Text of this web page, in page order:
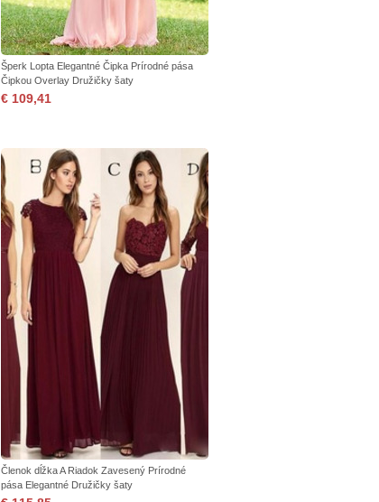
Šperk Lopta Elegantné Čipka Prírodné pása
Čipkou Overlay Družičky šaty
€ 109,41
Členok dĺžka A Riadok Zavesený Prírodné
pása Elegantné Družičky šaty